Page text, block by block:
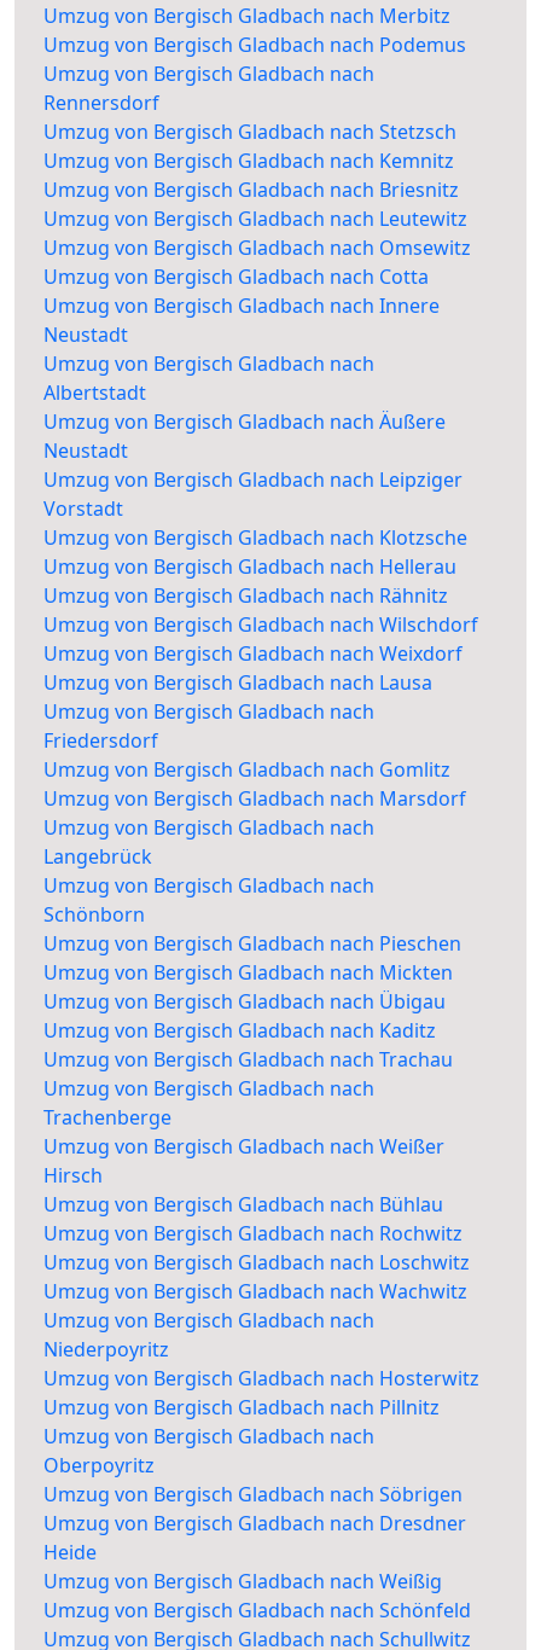
Umzug von Bergisch Gladbach nach Merbitz
Umzug von Bergisch Gladbach nach Podemus
Umzug von Bergisch Gladbach nach
Rennersdorf
Umzug von Bergisch Gladbach nach Stetzsch
Umzug von Bergisch Gladbach nach Kemnitz
Umzug von Bergisch Gladbach nach Briesnitz
Umzug von Bergisch Gladbach nach Leutewitz
Umzug von Bergisch Gladbach nach Omsewitz
Umzug von Bergisch Gladbach nach Cotta
Umzug von Bergisch Gladbach nach Innere
Neustadt
Umzug von Bergisch Gladbach nach
Albertstadt
Umzug von Bergisch Gladbach nach Äußere
Neustadt
Umzug von Bergisch Gladbach nach Leipziger
Vorstadt
Umzug von Bergisch Gladbach nach Klotzsche
Umzug von Bergisch Gladbach nach Hellerau
Umzug von Bergisch Gladbach nach Rähnitz
Umzug von Bergisch Gladbach nach Wilschdorf
Umzug von Bergisch Gladbach nach Weixdorf
Umzug von Bergisch Gladbach nach Lausa
Umzug von Bergisch Gladbach nach
Friedersdorf
Umzug von Bergisch Gladbach nach Gomlitz
Umzug von Bergisch Gladbach nach Marsdorf
Umzug von Bergisch Gladbach nach
Langebrück
Umzug von Bergisch Gladbach nach
Schönborn
Umzug von Bergisch Gladbach nach Pieschen
Umzug von Bergisch Gladbach nach Mickten
Umzug von Bergisch Gladbach nach Übigau
Umzug von Bergisch Gladbach nach Kaditz
Umzug von Bergisch Gladbach nach Trachau
Umzug von Bergisch Gladbach nach
Trachenberge
Umzug von Bergisch Gladbach nach Weißer
Hirsch
Umzug von Bergisch Gladbach nach Bühlau
Umzug von Bergisch Gladbach nach Rochwitz
Umzug von Bergisch Gladbach nach Loschwitz
Umzug von Bergisch Gladbach nach Wachwitz
Umzug von Bergisch Gladbach nach
Niederpoyritz
Umzug von Bergisch Gladbach nach Hosterwitz
Umzug von Bergisch Gladbach nach Pillnitz
Umzug von Bergisch Gladbach nach
Oberpoyritz
Umzug von Bergisch Gladbach nach Söbrigen
Umzug von Bergisch Gladbach nach Dresdner
Heide
Umzug von Bergisch Gladbach nach Weißig
Umzug von Bergisch Gladbach nach Schönfeld
Umzug von Bergisch Gladbach nach Schullwitz